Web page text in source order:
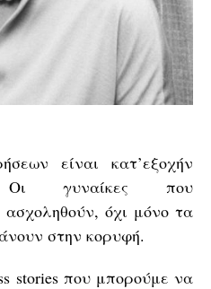
είναι κατ’εξοχήν
Οι γυναίκες που
όχι μόνο τα
στην κορυφή.
stories που μπορούμε να